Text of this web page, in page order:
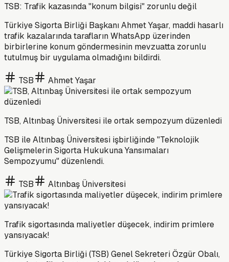
TSB: Trafik kazasında "konum bilgisi" zorunlu değil
Türkiye Sigorta Birliği Başkanı Ahmet Yaşar, maddi hasarlı
trafik kazalarında tarafların WhatsApp üzerinden
birbirlerine konum göndermesinin mevzuatta zorunlu
tutulmuş bir uygulama olmadığını bildirdi.
TSB Ahmet Yaşar
TSB, Altınbaş Üniversitesi ile ortak sempozyum düzenledi
TSB ile Altınbaş Üniversitesi işbirliğinde "Teknolojik
Gelişmelerin Sigorta Hukukuna Yansımaları
Sempozyumu" düzenlendi.
TSB Altınbaş Üniversitesi
Trafik sigortasında maliyetler düşecek, indirim primlere
yansıyacak!
Türkiye Sigorta Birliği (TSB) Genel Sekreteri Özgür Obalı,